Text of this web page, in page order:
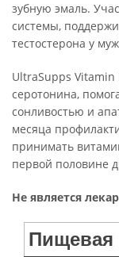
зубную эмаль.
системы,
тестостерона у
UltraSupps Vitamin
серотонина,
сонливостью и
месяца
принимать
первой половине
Не является
Пищевая